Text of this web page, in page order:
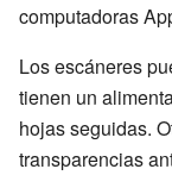
computadoras
Los escáneres
tienen un
hojas seguidas.
transparencias